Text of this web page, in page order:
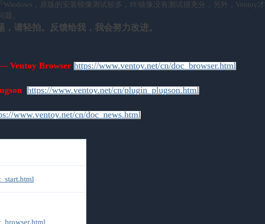
，原版的安装镜像测试较多，PE镜像没有测试很充分，另外，Ventoy才
。
请轻拍。反馈给我，我会努力改进。
Ventoy Browser https://www.ventoy.net/cn/doc_browser.html
https://www.ventoy.net/cn/plugin_plugson.html
www.ventoy.net/cn/doc_news.html